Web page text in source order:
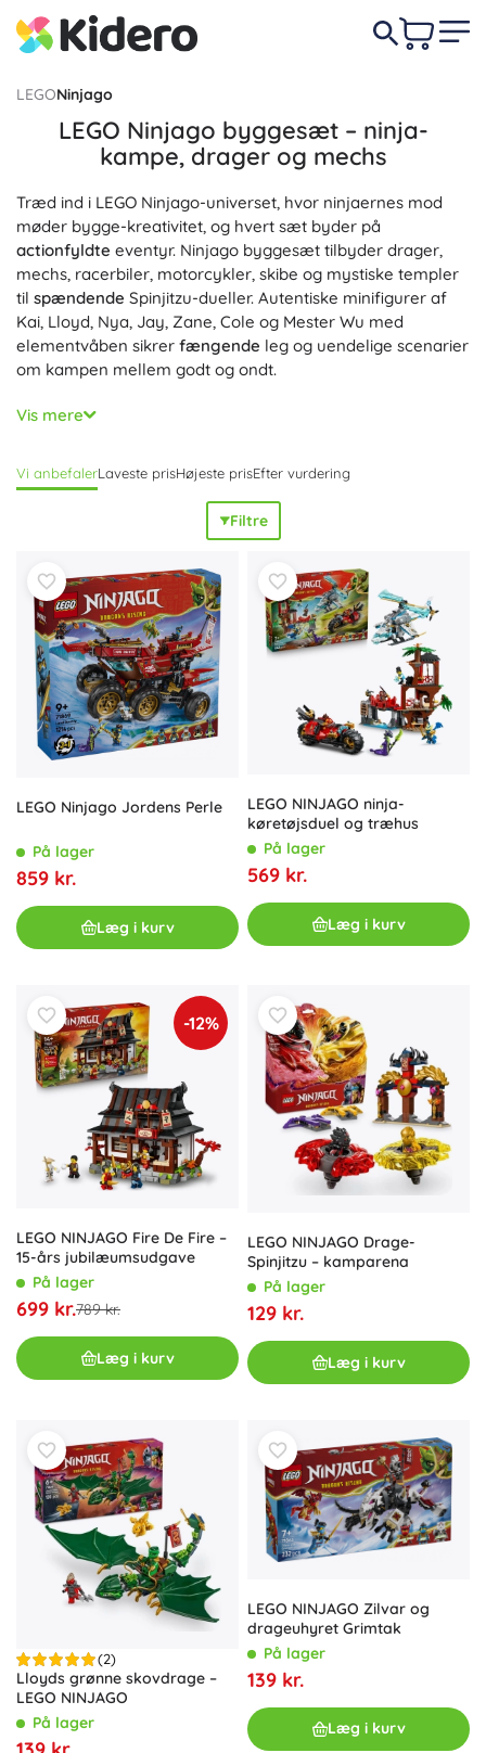
LEGONinjago
LEGO Ninjago byggesæt – ninja-
kampe, drager og mechs
Træd ind i LEGO Ninjago-universet, hvor ninjaernes mod
møder bygge-kreativitet, og hvert sæt byder på
actionfyldte eventyr. Ninjago byggesæt tilbyder drager,
mechs, racerbiler, motorcykler, skibe og mystiske templer
til spændende Spinjitzu-dueller. Autentiske minifigurer af
Kai, Lloyd, Nya, Jay, Zane, Cole og Mester Wu med
elementvåben sikrer fængende leg og uendelige scenarier
om kampen mellem godt og ondt.
LEGO Ninjago-modeller udmærker sig ved
udførelse og funktionsdele: positionerbare drager med
tempelkomplekser med hemmelige passager, fælder og
åbningporte, skydere og ankre på skibene. Modulært
byggeri og EVO-forvandlinger muliggør
og nem kombination af sæt; LEGO klodser af høj kvalitet er
holdbareog klar til langvarig leg. Uanset om du leder efter
et startsæt til Ninjago til børn fra 6 år, en spinner til
Spinjitzu-træning, en mellemstor motorcykel- eller
robotmodel, eller et stort tempel, dojo og en ultra-drage
fra Dragons Rising-serien, finder du her
populære,samler
ogkreativeLEGO Ninjago byggesæt. Ninjago City,
fæstninger og kamparenaer udvider din samling og støtter
fantasien og fortællingen om dine egne ninja-historier.
Vis mere
Vi anbefalerLaveste prisHøjeste prisEfter vurdering
Filtre
LEGO Ninjago Jordens Perle
På lager
859 kr.
Læg i kurv
LEGO NINJAGO ninja-
køretøjsduel og træhus
På lager
569 kr.
Læg i kurv
-12%
LEGO NINJAGO Fire De Fire –
15-års jubilæumsudgave
På lager
699 kr.789 kr.
Læg i kurv
LEGO NINJAGO Drage-
Spinjitzu – kamparena
På lager
129 kr.
Læg i kurv
(2)
Lloyds grønne skovdrage –
LEGO NINJAGO
På lager
LEGO NINJAGO Zilvar og
drageuhyret Grimtak
På lager
139 kr.
Læg i kurv